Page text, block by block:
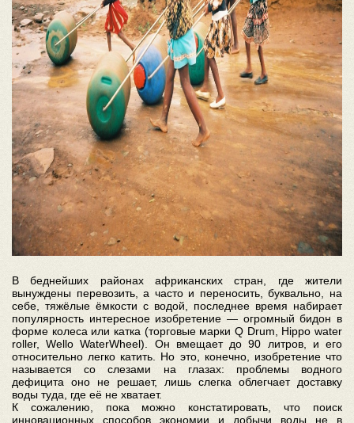
В беднейших районах африканских стран, где жители
вынуждены перевозить, а часто и переносить, буквально, на
себе, тяжёлые ёмкости с водой, последнее время набирает
популярность интересное изобретение — огромный бидон в
форме колеса или катка (торговые марки Q Drum, Hippo water
roller, Wello WaterWheel). Он вмещает до 90 литров, и его
относительно легко катить. Но это, конечно, изобретение что
называется со слезами на глазах: проблемы водного
дефицита оно не решает, лишь слегка облегчает доставку
воды туда, где её не хватает.
К сожалению, пока можно констатировать, что поиск
инновационных способов экономии и добычи воды не в